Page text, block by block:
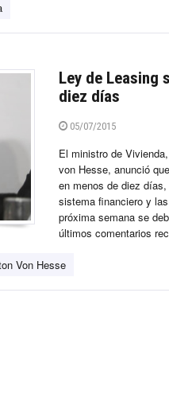
Ley de Leasing
diez días
05/07/2015
El ministro de
von Hesse, anunció
en menos de diez
sistema financiero y
próxima semana se
últimos comentarios
Von Hesse